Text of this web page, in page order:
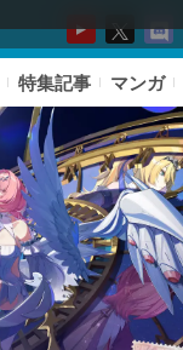
特集記事 マンガ